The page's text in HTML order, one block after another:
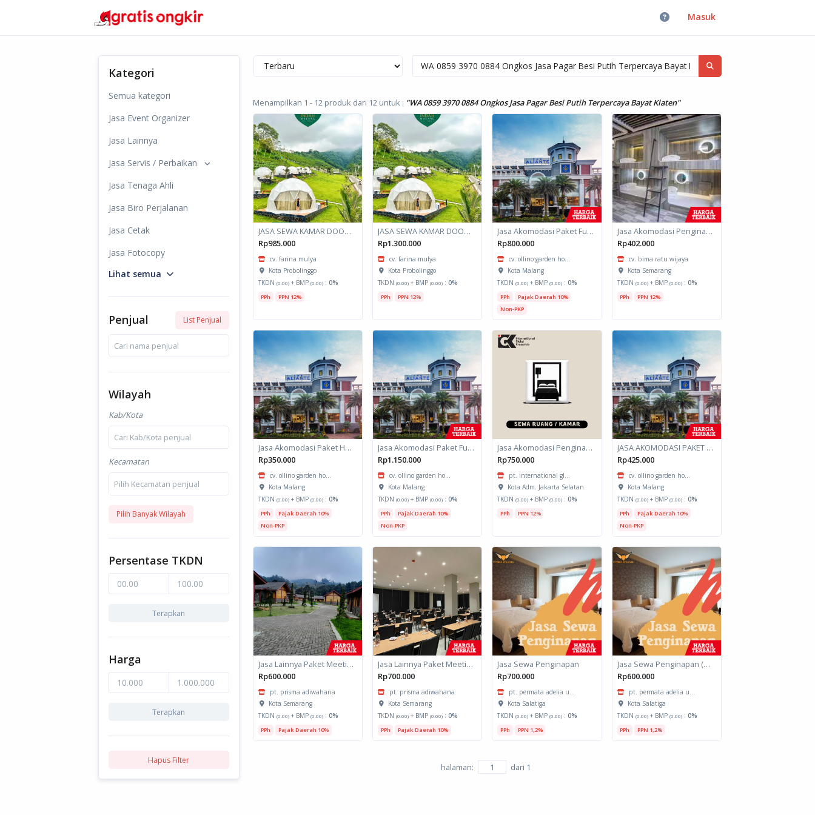
Masuk
Kategori
Semua kategori
Jasa Event Organizer
Jasa Lainnya
Jasa Servis / Perbaikan
Jasa Tenaga Ahli
Jasa Biro Perjalanan
Jasa Cetak
Jasa Fotocopy
Lihat semua
Penjual List Penjual
Cari nama penjual
Wilayah
Kab/Kota
Cari Kab/Kota penjual
Kecamatan
Pilih Kecamatan penjual
Pilih Banyak Wilayah
Persentase TKDN
Terapkan
Harga
Terapkan
Hapus Filter
Menampilkan 1 - 12 produk dari 12 untuk : "WA 0859 3970 0884 Ongkos Jasa Pagar Besi Putih Terpercaya Bayat Klaten"
JASA SEWA KAMAR DOOM / GLAMPING kapasitas 2 orang
Rp985.000
cv. farina mulya
Kota Probolinggo
TKDN (0.00)+ BMP (0.00): 0%
PPh PPN 12%
JASA SEWA KAMAR DOOM / GLAMPING kapasitas 6 orang
Rp1.300.000
cv. farina mulya
Kota Probolinggo
TKDN (0.00)+ BMP (0.00): 0%
PPh PPN 12%
Jasa Akomodasi Paket Fullboard Twin Hotel Kota Malang
Rp800.000
cv. ollino garden ho...
Kota Malang
TKDN(0.00) + BMP(0.00) :0%
PPh
Pajak Daerah 10%
Non-PKP
Jasa Akomodasi Penginapan
Rp402.000
cv. bima ratu wijaya
Kota Semarang
TKDN (0.00)+ BMP (0.00): 0%
PPh PPN 12%
Jasa Akomodasi Paket Halfday Hotel Kota Malang
Rp350.000
cv. ollino garden ho...
Kota Malang
TKDN (0.00)+ BMP (0.00): 0%
PPh
Pajak Daerah 10%
Non-PKP
Jasa Akomodasi Paket Fullboard Twin share Hotel Kota Malang
Rp1.150.000
cv. ollino garden ho...
Kota Malang
TKDN (0.00)+ BMP (0.00): 0%
PPh
Pajak Daerah 10%
Non-PKP
Jasa Akomodasi Penginapan
Rp750.000
pt. international gl...
Kota Adm. Jakarta Selatan
TKDN(0.00) + BMP(0.00) :0%
PPh PPN 12%
JASA AKOMODASI PAKET MEETING FULLDAY HOTEL KOTA MALANG
Rp425.000
cv. ollino garden ho...
Kota Malang
TKDN (0.00)+ BMP (0.00): 0%
PPh
Pajak Daerah 10%
Non-PKP
Jasa Lainnya Paket Meeting Luar Kota Hari Bumi 2
Rp600.000
pt. prisma adiwahana
Kota Semarang
TKDN (0.00)+ BMP (0.00): 0%
PPh Pajak Daerah 10%
Jasa Lainnya Paket Meeting Luar Kota Hari Bumi 1
Rp700.000
pt. prisma adiwahana
Kota Semarang
TKDN (0.00)+ BMP (0.00): 0%
PPh Pajak Daerah 10%
Jasa Sewa Penginapan
Rp700.000
pt. permata adelia u...
Kota Salatiga
TKDN(0.00) + BMP(0.00) :0%
PPh PPN 1,2%
Jasa Sewa Penginapan (Biro Perjalanan)
Rp600.000
pt. permata adelia u...
Kota Salatiga
TKDN (0.00)+ BMP (0.00): 0%
PPh PPN 1,2%
halaman: dari 1